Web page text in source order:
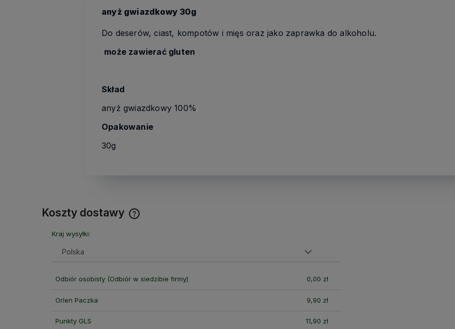
anyż gwiazdkowy 30g
Do deserów, ciast, kompotów i mięs oraz jako zaprawka do alkoholu.
może zawierać gluten
Skład
anyż gwiazdkowy 100%
Opakowanie
30g
Koszty dostawy
Kraj wysyłki:
Odbiór osobisty(Odbiór w siedzibie firmy) 0,00 zł
Orlen Paczka 9,90 zł
Punkty GLS 11,90 zł